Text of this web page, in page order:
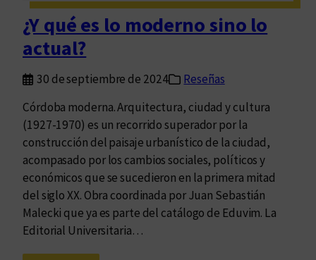
¿Y qué es lo moderno sino lo
actual?
30 de septiembre de 2024
Reseñas
Córdoba moderna. Arquitectura, ciudad y cultura
(1927-1970) es un recorrido superador por la
construcción del paisaje urbanístico de la ciudad,
acompasado por los cambios sociales, políticos y
económicos que se sucedieron en la primera mitad
del siglo XX. Obra coordinada por Juan Sebastián
Malecki que ya es parte del catálogo de Eduvim. La
Editorial Universitaria…